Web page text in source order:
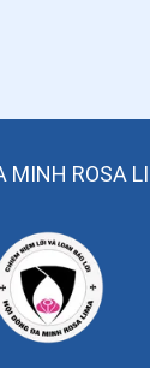
An-va-rê
John
MINH ROSA